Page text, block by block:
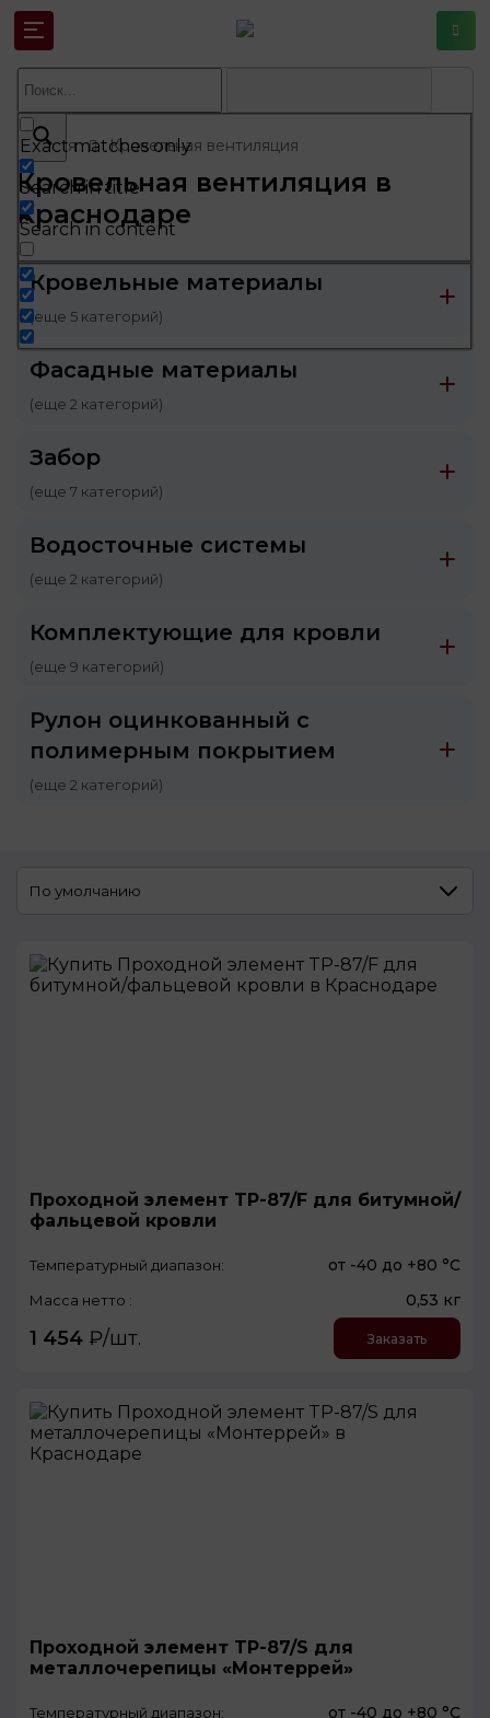
Exact matches only
Search in title
Search in content
Главная Кровельная вентиляция
Кровельная вентиляция в
Краснодаре
Кровельные материалы
(еще 5 категорий)
Фасадные материалы
(еще 2 категорий)
Забор
(еще 7 категорий)
Водосточные системы
(еще 2 категорий)
Комплектующие для кровли
(еще 9 категорий)
Рулон оцинкованный с
полимерным покрытием
(еще 2 категорий)
Проходной элемент TP-87/F для битумной/
фальцевой кровли
Температурный диапазон: от -40 до +80 °С
Масса нетто : 0,53 кг
1 454 ₽/шт. Заказать
Проходной элемент TP-87/S для
металлочерепицы «Монтеррей»
Температурный диапазон: от -40 до +80 °С